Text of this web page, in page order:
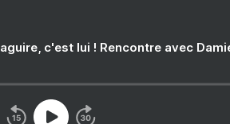
c'est lui ! Rencontre avec